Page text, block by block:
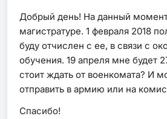
Добрый день! На данный
магистратуре. 1 февраля 2018
буду отчислен с ее, в связи с
обучения. 19 апреля мне будет
стоит ждать от военкомата? И
отправить в армию или на
Спасибо!